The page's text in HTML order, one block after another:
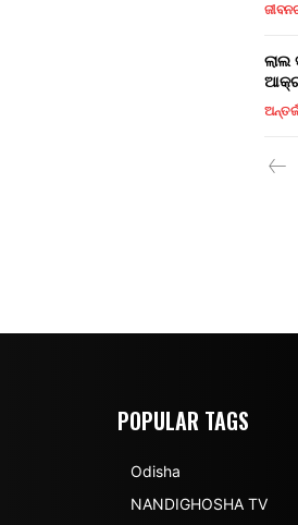
ଲାଲ
POPULAR TAGS
Odisha
NANDIGHOSHA TV